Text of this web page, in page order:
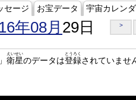
セージ お宝データ 宇宙カレン
年08月 29日 >
衛星
えいせい
のデータは登録
とうろく
されていませ